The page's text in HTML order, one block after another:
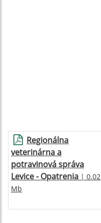
Regionálna
veterinárna a
potravinová správa
Levice - Opatrenia | 0.02
Mb